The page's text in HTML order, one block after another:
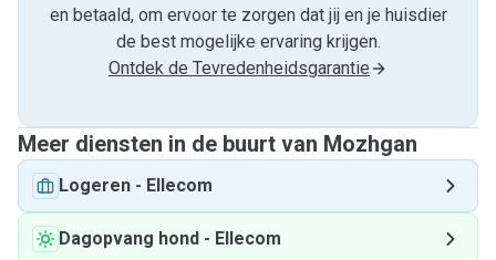
en betaald, om ervoor te zorgen dat jij en je huisdier
de best mogelijke ervaring krijgen.
Ontdek de Tevredenheidsgarantie
Meer diensten in de buurt van Mozhgan
Logeren - Ellecom
Dagopvang hond - Ellecom